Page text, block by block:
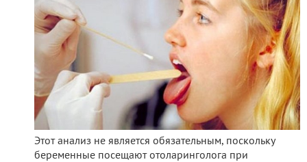
Этот анализ не является обязательным, поскольку
беременные посещают отоларинголога при